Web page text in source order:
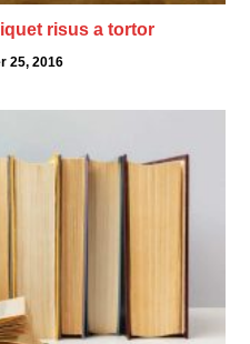
risus a tortor
25, 2016